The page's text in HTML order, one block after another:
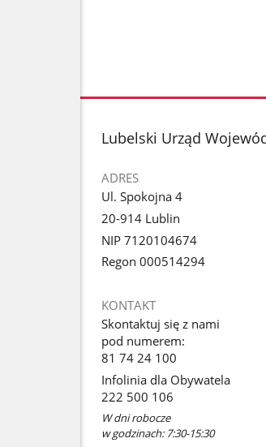
stopka
Lubelski Urząd
ADRES
Ul. Spokojna 4
20-914 Lublin
NIP 7120104674
Regon 000514294
KONTAKT
Skontaktuj się z nami
pod numerem:
81 74 24 100
Infolinia dla Obywatela
222 500 106
W dni robocze
w godzinach: 7:30-15:30